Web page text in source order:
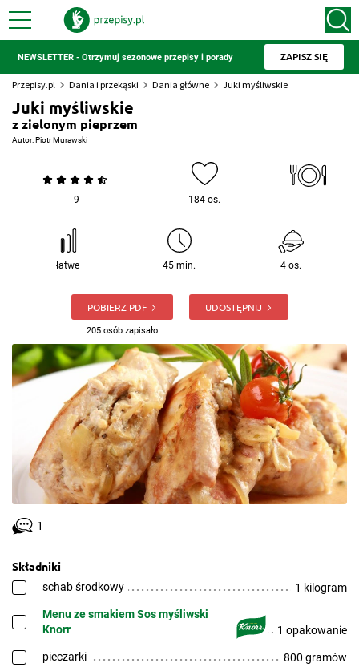
NEWSLETTER - Otrzymuj sezonowe przepisy i porady ZAPISZ SIĘ
Przepisy.pl Dania i przekąski Dania główne Juki myśliwskie
Juki myśliwskie
z zielonym pieprzem
Autor:Piotr Murawski
9 184 os.
łatwe 45 min. 4 os.
POBIERZ PDF
205 osób zapisało
UDOSTĘPNIJ
1
Składniki
schab środkowy 1 kilogram
Menu ze smakiem Sos myśliwski
Knorr
1 opakowanie
pieczarki 800 gramów